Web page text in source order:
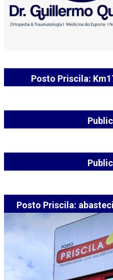
Posto Priscila:
Posto Priscila: